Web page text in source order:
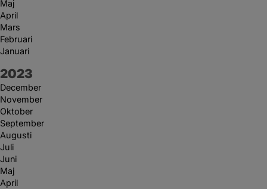
Maj
April
Mars
Februari
Januari
År:
2023
December
November
Oktober
September
Augusti
Juli
Juni
Maj
April